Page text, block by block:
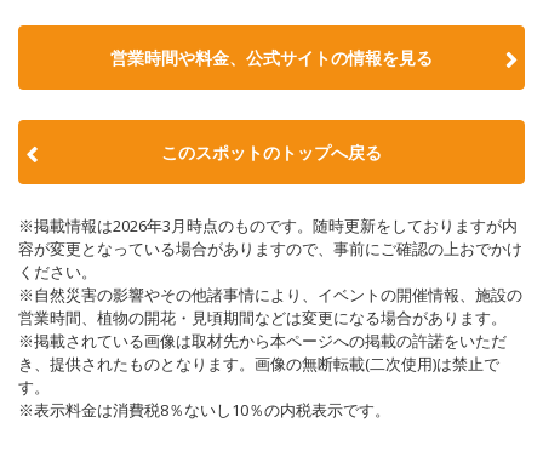
営業時間や料金、公式サイトの情報を見る
このスポットのトップへ戻る
※掲載情報は2026年3月時点のものです。随時更新をしておりますが内
容が変更となっている場合がありますので、事前にご確認の上おでかけ
ください。
※自然災害の影響やその他諸事情により、イベントの開催情報、施設の
営業時間、植物の開花・見頃期間などは変更になる場合があります。
※掲載されている画像は取材先から本ページへの掲載の許諾をいただ
き、提供されたものとなります。画像の無断転載(二次使用)は禁止で
す。
※表示料金は消費税8％ないし10％の内税表示です。